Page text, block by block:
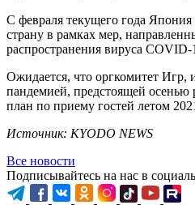
С февраля текущего года Япония
страну в рамках мер,
распространения вируса COVID-
Ожидается, что оргкомитет Игр,
пандемией, предстоящей осенью
план по приему гостей летом
Источник: KYODO NEWS
Все новости
Подписывайтесь на нас в